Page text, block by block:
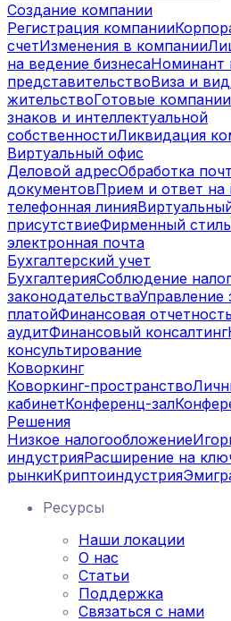
Создание компании
Регистрация компании
счетИзменения в компании
на ведение бизнесаНоминант
представительствоВиза и
жительствоГотовые компании
знаков и интеллектуальной
собственностиЛиквидация
Виртуальный офис
Деловой адресОбработка
документовПрием и ответ на
телефонная линия
присутствиеФирменный стиль
электронная почта
Бухгалтерский учет
БухгалтерияСоблюдение
законодательстваУправление
платойФинансовая отчетность
аудитФинансовый консалтинг
консультирование
Коворкинг
Коворкинг-пространство
кабинетКонференц-зал
Решения
Низкое налогообложение
индустрияРасширение на
рынкиКриптоиндустрия
Ресурсы
Наши локации
О нас
Статьи
Поддержка
Связаться с нами